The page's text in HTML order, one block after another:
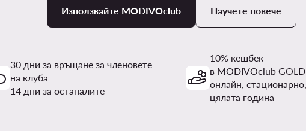
Използвайте MODIVOclub Научете повече
30 дни за връщане за членовете
на клуба
14 дни за останалите
10% кешбек
в MODIVOclub GOLD
онлайн,
цялата година